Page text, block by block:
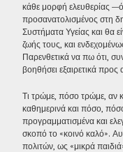
κάθε μορφή ελευθερίας
προσανατολισμένος στη
Συστήματα Υγείας και θα
ζωής τους, και
Παρενθετικά να πω ότι,
βοηθήσει εξαιρετικά
Τι τρώμε, πόσο τρώμε, αν
καθημερινά και πόσο,
προγραμματισμένα και
σκοπό το «κοινό καλό».
πολιτών, ως «μικρά